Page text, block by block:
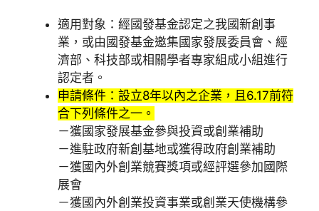
適用對象：經國發基金認定之我國新創事
業，或由國發基金邀集國家發展委員會、經
濟部、科技部或相關學者專家組成小組進行
認定者。
申請條件：設立8年以內之企業，且6.17前符
合下列條件之一。
－獲國家發展基金參與投資或創業補助
－進駐政府新創基地或獲得政府創業補助
－獲國內外創業競賽獎項或經評選參加國際
展會
－獲國內外創業投資事業或創業天使機構參